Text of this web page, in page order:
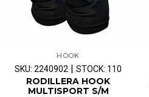
HOOK
SKU: 2240902 | STOCK: 110
RODILLERA HOOK
MULTISPORT S/M